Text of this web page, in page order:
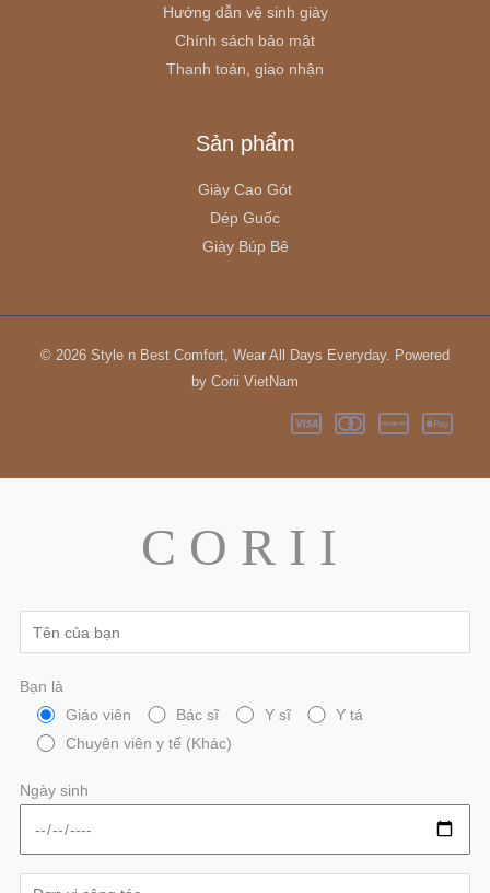
Hướng dẫn vệ sinh giày
Chính sách bảo mật
Thanh toán, giao nhận
Sản phẩm
Giày Cao Gót
Dép Guốc
Giày Búp Bê
© 2026 Style n Best Comfort, Wear All Days Everyday. Powered
by Corii VietNam
C O R I I
Bạn là
Giáo viên
Bác sĩ Y sĩ
Y tá
Chuyên viên y tế (Khác)
Ngày sinh